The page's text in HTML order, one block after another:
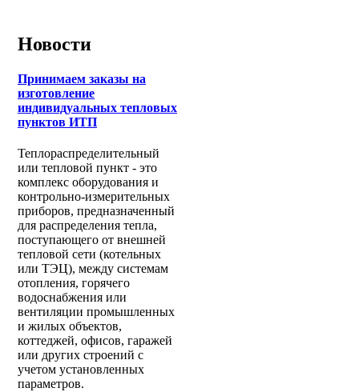
Новости
Принимаем заказы на
изготовление
индивидуальных тепловых
пунктов ИТП
Теплораспределительный
или тепловой пункт - это
комплекс оборудования и
контрольно-измерительных
приборов, предназначенный
для распределения тепла,
поступающего от внешней
тепловой сети (котельных
или ТЭЦ), между системам
отопления, горячего
водоснабжения или
вентиляции промышленных
и жилых объектов,
коттеджей, офисов, гаражей
или других строений с
учетом установленных
параметров.